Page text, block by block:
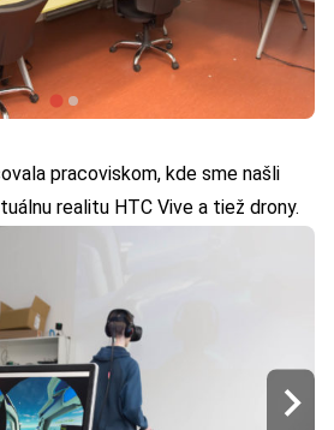
pracoviskom, kde sme našli
realitu HTC Vive a tiež drony.